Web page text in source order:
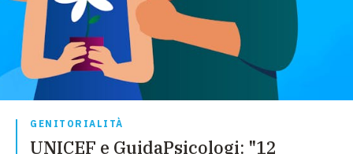
GENITORIALITÀ
UNICEF e GuidaPsicologi: "12